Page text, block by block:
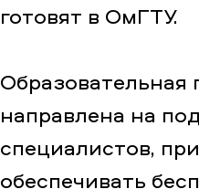
готовят в ОмГТУ.
Образовательная
направлена на
специалистов,
обеспечивать